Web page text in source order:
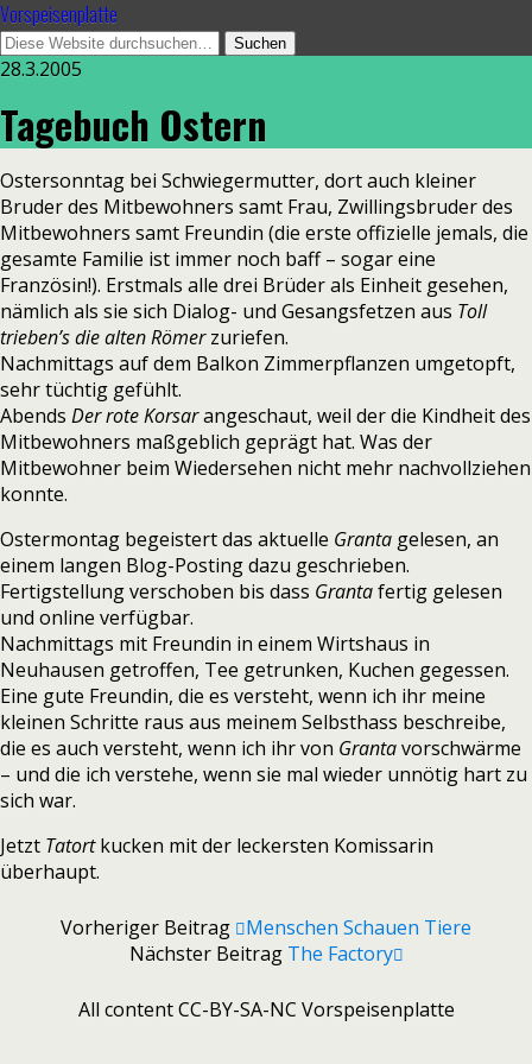
Vorspeisenplatte
28.3.2005
Tagebuch Ostern
Ostersonntag bei Schwiegermutter, dort auch kleiner
Bruder des Mitbewohners samt Frau, Zwillingsbruder des
Mitbewohners samt Freundin (die erste offizielle jemals, die
gesamte Familie ist immer noch baff – sogar eine
Französin!). Erstmals alle drei Brüder als Einheit gesehen,
nämlich als sie sich Dialog- und Gesangsfetzen aus Toll
trieben’s die alten Römerzuriefen.
Nachmittags auf dem Balkon Zimmerpflanzen umgetopft,
sehr tüchtig gefühlt.
Abends Der rote Korsarangeschaut, weil der die Kindheit des
Mitbewohners maßgeblich geprägt hat. Was der
Mitbewohner beim Wiedersehen nicht mehr nachvollziehen
konnte.
Ostermontag begeistert das aktuelle Granta gelesen, an
einem langen Blog-Posting dazu geschrieben.
Fertigstellung verschoben bis dass Grantafertig gelesen
und online verfügbar.
Nachmittags mit Freundin in einem Wirtshaus in
Neuhausen getroffen, Tee getrunken, Kuchen gegessen.
Eine gute Freundin, die es versteht, wenn ich ihr meine
kleinen Schritte raus aus meinem Selbsthass beschreibe,
die es auch versteht, wenn ich ihr von Grantavorschwärme
– und die ich verstehe, wenn sie mal wieder unnötig hart zu
sich war.
Jetzt Tatortkucken mit der leckersten Komissarin
überhaupt.
Vorheriger Beitrag
Menschen Schauen Tiere
Nächster Beitrag The Factory
All content CC-BY-SA-NC Vorspeisenplatte